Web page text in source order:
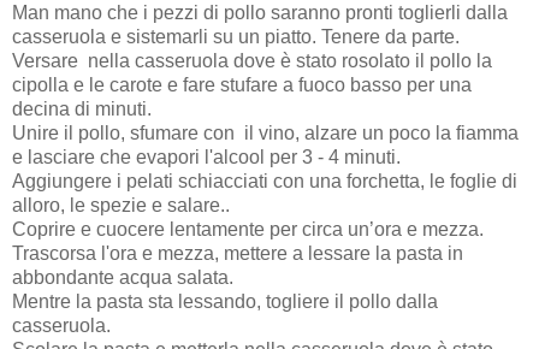
Man mano che i pezzi di pollo saranno pronti toglierli dalla
casseruola e sistemarli su un piatto. Tenere da parte.
Versare nella casseruola dove è stato rosolato il pollo la
cipolla e le carote e fare stufare a fuoco basso per una
decina di minuti.
Unire il pollo, sfumare con il vino, alzare un poco la fiamma
e lasciare che evapori l'alcool per 3 - 4 minuti.
Aggiungere i pelati schiacciati con una forchetta, le foglie di
alloro, le spezie e salare..
Coprire e cuocere lentamente per circa un’ora e mezza.
Trascorsa l'ora e mezza, mettere a lessare la pasta in
abbondante acqua salata.
Mentre la pasta sta lessando, togliere il pollo dalla
casseruola.